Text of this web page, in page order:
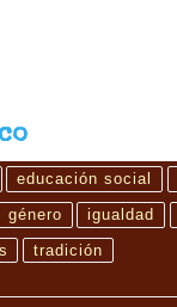
educación social
género igualdad
tradición